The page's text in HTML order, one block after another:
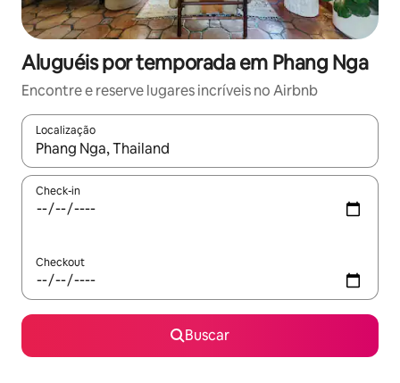
Aluguéis por temporada em Phang Nga
Encontre e reserve lugares incríveis no Airbnb
Localização
Quando os resultados estiverem disponíveis, explore-os
Check-in
Checkout
Buscar